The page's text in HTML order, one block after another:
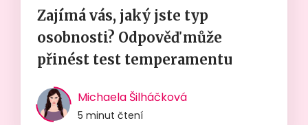
Zajímá vás, jaký jste typ
osobnosti? Odpověď může
přinést test temperamentu
Michaela Šilháčková
5 minut čtení